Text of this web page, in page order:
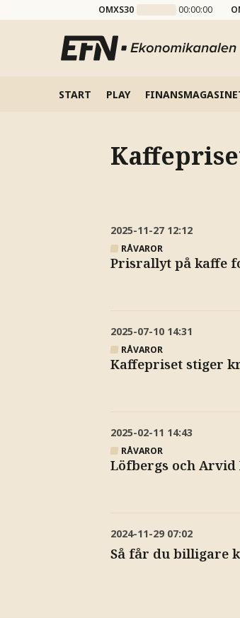
OMXS30 00:00:00
START PLAY
2025-11-27 12:12
RÅVAROR
Prisrallyt på kaffe
2025-07-10 14:31
RÅVAROR
Kaffepriset stiger
2025-02-11 14:43
RÅVAROR
Löfbergs och
2024-11-29 07:02
Så får du billigare